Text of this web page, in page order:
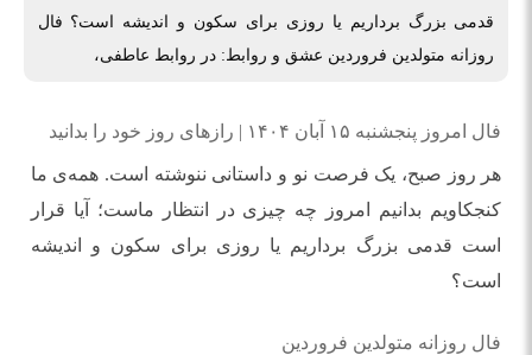
قدمی بزرگ برداریم یا روزی برای سکون و اندیشه است؟ فال
روزانه متولدین فروردین عشق و روابط: در روابط عاطفی،
فال امروز پنجشنبه ۱۵ آبان ۱۴۰۴ | رازهای روز خود را بدانید
هر روز صبح، یک فرصت نو و داستانی ننوشته است. همه‌ی ما
کنجکاویم بدانیم امروز چه چیزی در انتظار ماست؛ آیا قرار
است قدمی بزرگ برداریم یا روزی برای سکون و اندیشه
است؟
فال روزانه متولدین فروردین